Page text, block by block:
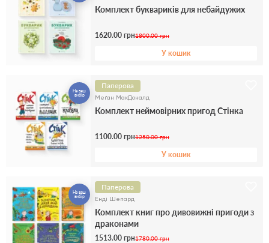
Комплект буквариків для небайдужих
1620.00 грн1800.00 грн
У кошик
На ваш
вибір
Паперова
Меґан МакДоналд
Комплект неймовірних пригод Стінка
1100.00 грн1250.00 грн
У кошик
На ваш
вибір
Паперова
Енді Шепард
Комплект книг про дивовижні пригоди з
драконами
1513.00 грн1780.00 грн